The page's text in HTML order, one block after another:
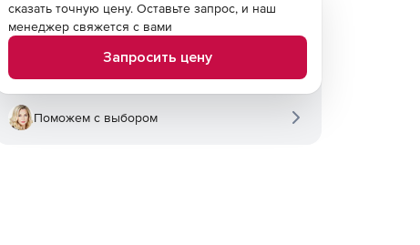
сказать точную цену. Оставьте запрос, и наш
менеджер свяжется с вами
Запросить цену
Поможем с выбором